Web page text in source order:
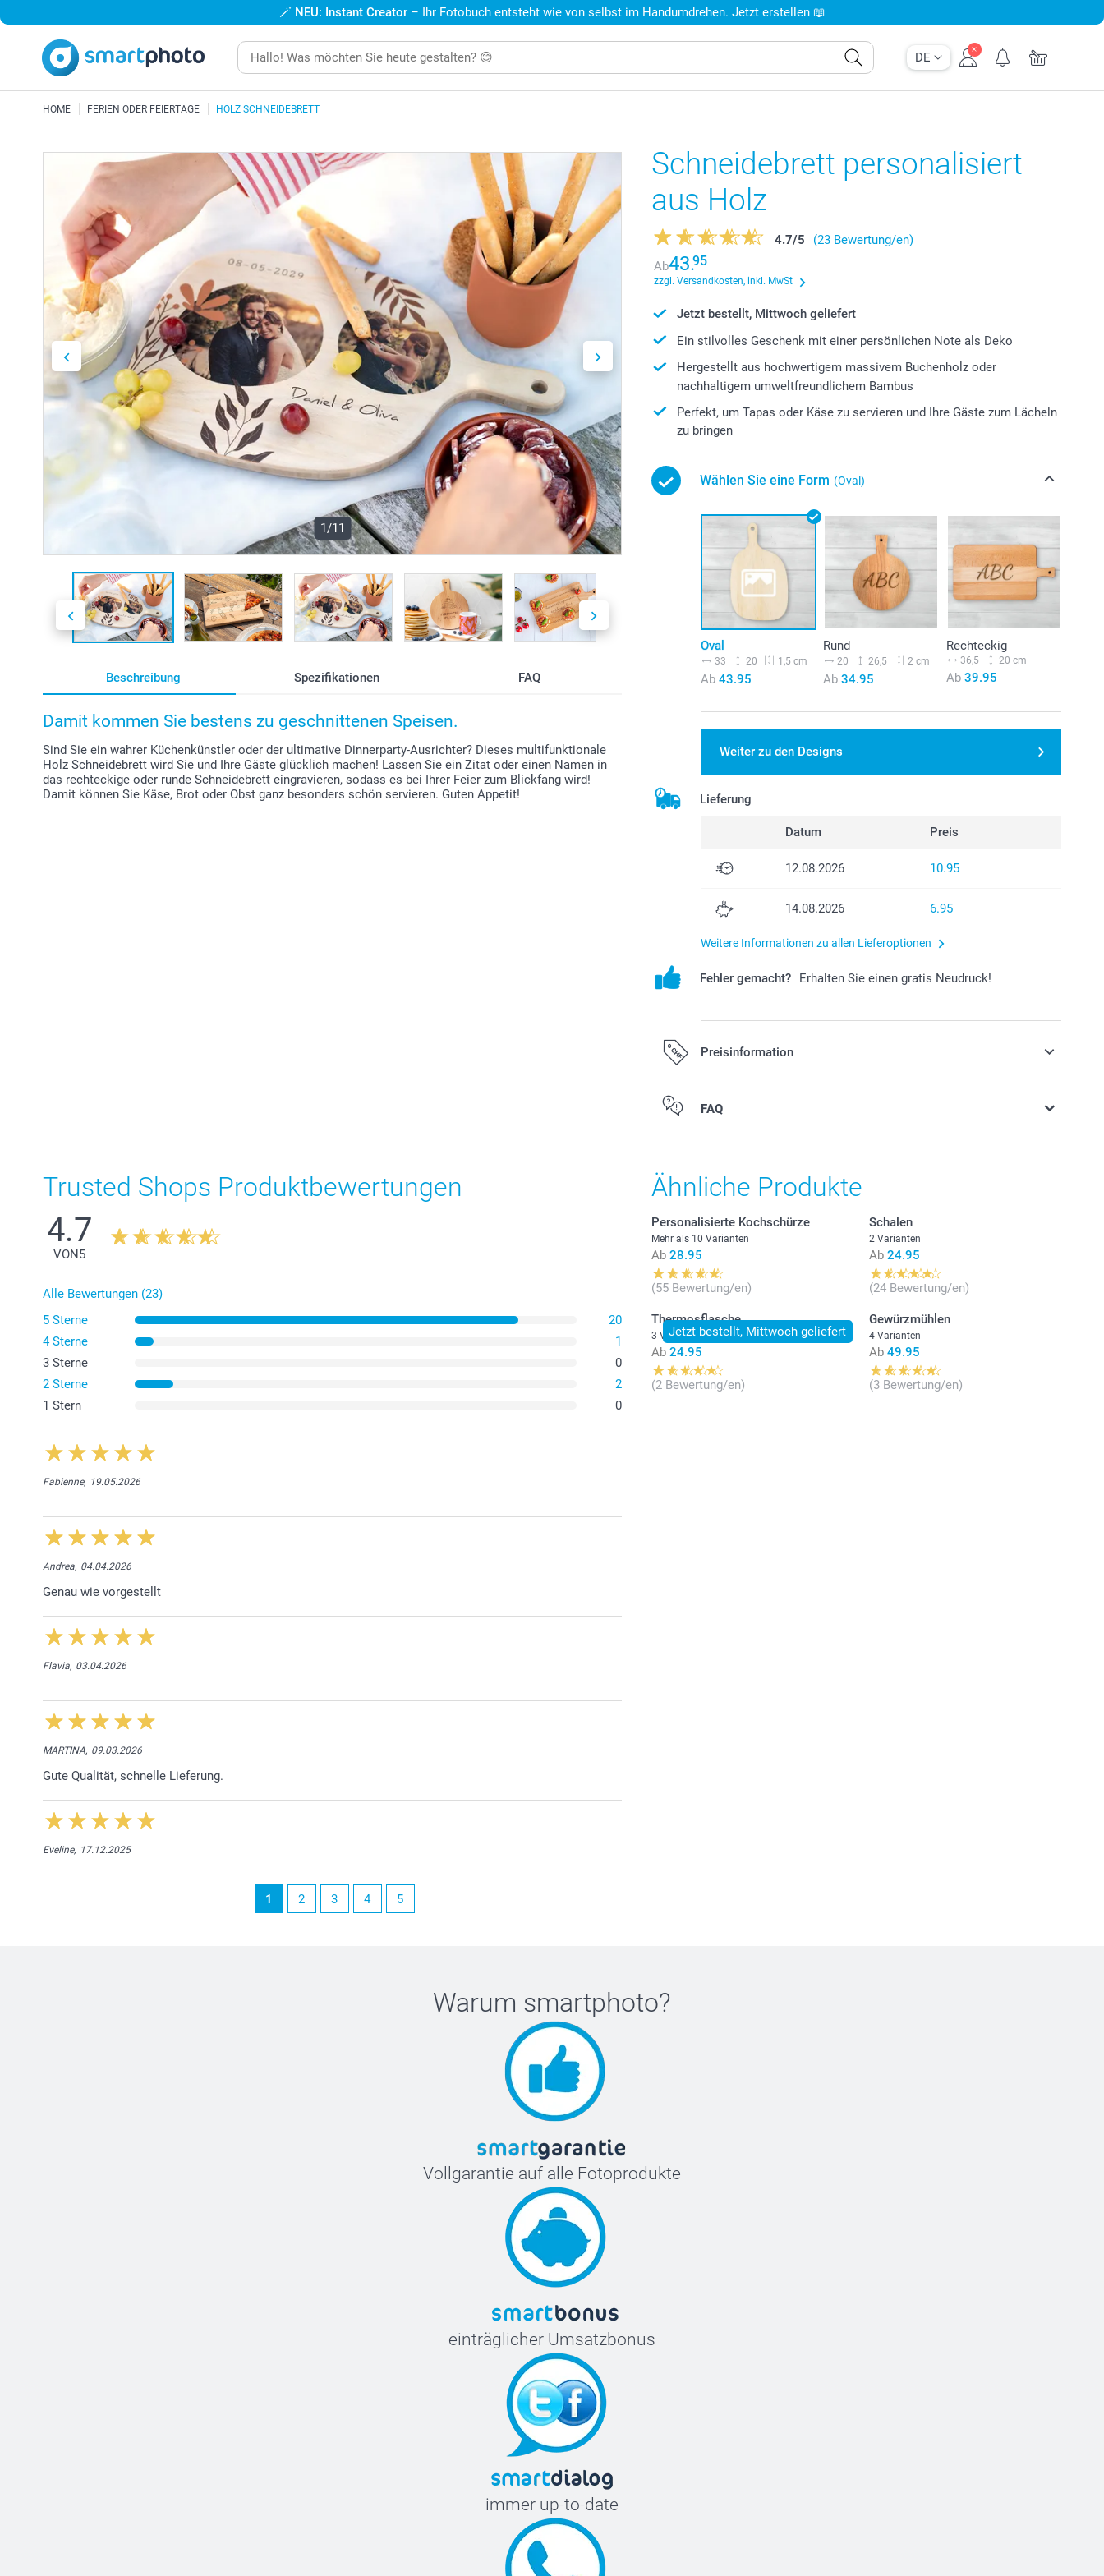
DE
🪄 NEU: Instant Creator – Ihr Fotobuch entsteht wie von selbst im Handumdrehen. Jetzt erstellen 📖
HOME FERIEN ODER FEIERTAGE HOLZ SCHNEIDEBRETT
1/11
Beschreibung Spezifikationen FAQ
Damit kommen Sie bestens zu geschnittenen Speisen.
Sind Sie ein wahrer Küchenkünstler oder der ultimative Dinnerparty-Ausrichter? Dieses multifunktionale
Holz Schneidebrett wird Sie und Ihre Gäste glücklich machen! Lassen Sie ein Zitat oder einen Namen in
das rechteckige oder runde Schneidebrett eingravieren, sodass es bei Ihrer Feier zum Blickfang wird!
Damit können Sie Käse, Brot oder Obst ganz besonders schön servieren. Guten Appetit!
Schneidebrett personalisiert
aus Holz
4.7/5
(23 Bewertung/en)
Ab43.95
zzgl. Versandkosten, inkl. MwSt
Jetzt bestellt, Mittwoch geliefert
Ein stilvolles Geschenk mit einer persönlichen Note als Deko
Hergestellt aus hochwertigem massivem Buchenholz oder
nachhaltigem umweltfreundlichem Bambus
Perfekt, um Tapas oder Käse zu servieren und Ihre Gäste zum Lächeln
zu bringen
Wählen Sie eine Form (Oval)
Oval
33 20 1,5 cm
Ab 43.95
Rund
20 26,5 2 cm
Ab 34.95
Rechteckig
36,5 20 cm
Ab39.95
Weiter zu den Designs
Lieferung
Datum Preis
12.08.2026 10.95
14.08.2026 6.95
Weitere Informationen zu allen Lieferoptionen
Fehler gemacht? Erhalten Sie einen gratis Neudruck!
Preisinformation
Alle Preise verstehen sich in Schweizer Franken (CHF) inkl. MwSt. und
FAQ
Trusted Shops Produktbewertungen
4.7
VON5
Alle Bewertungen (23)
5 Sterne
20
4 Sterne
1
3 Sterne
0
2 Sterne
2
1 Stern
0
Fabienne, 19.05.2026
Andrea, 04.04.2026
Genau wie vorgestellt
Flavia, 03.04.2026
MARTINA, 09.03.2026
Gute Qualität, schnelle Lieferung.
Eveline, 17.12.2025
1 2 3 4 5
Ähnliche Produkte
Personalisierte Kochschürze
Mehr als 10 Varianten
Ab 28.95
(55 Bewertung/en)
Schalen
2 Varianten
Ab 24.95
(24 Bewertung/en)
Jetzt bestellt, Mittwoch geliefert
Thermosflasche
3 Varianten
Ab 24.95
(2 Bewertung/en)
Gewürzmühlen
4 Varianten
Ab 49.95
(3 Bewertung/en)
Warum smartphoto?
Vollgarantie auf alle Fotoprodukte
einträglicher Umsatzbonus
immer up-to-date